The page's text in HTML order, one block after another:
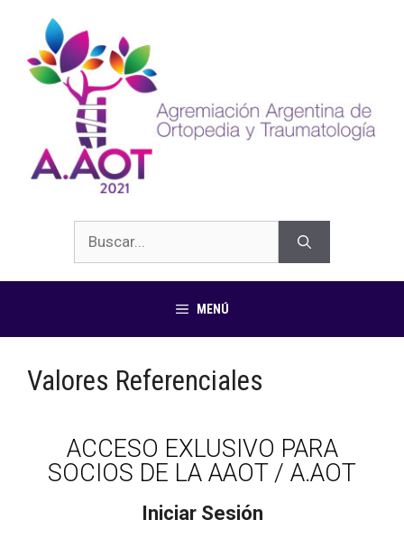
MENÚ
Valores Referenciales
ACCESO EXLUSIVO PARA
SOCIOS DE LA AAOT / A.AOT
Iniciar Sesión